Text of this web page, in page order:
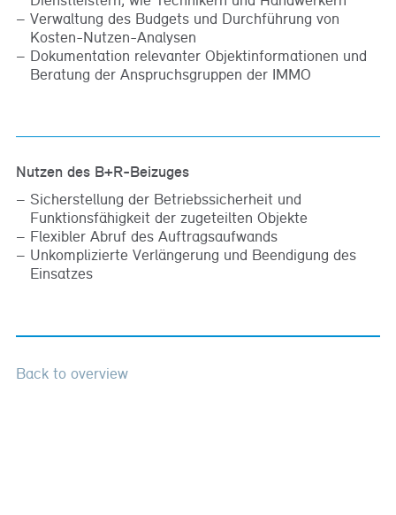
Verwaltung des Budgets und Durchführung von
Kosten-Nutzen-Analysen
Dokumentation relevanter Objektinformationen und
Beratung der Anspruchsgruppen der IMMO
Nutzen des B+R-Beizuges
Sicherstellung der Betriebssicherheit und
Funktionsfähigkeit der zugeteilten Objekte
Flexibler Abruf des Auftragsaufwands
Unkomplizierte Verlängerung und Beendigung des
Einsatzes
Back to overview